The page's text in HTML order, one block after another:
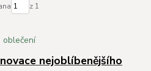
z 1
nejoblíbenějšího